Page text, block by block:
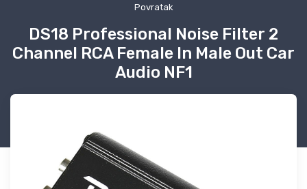
Povratak
DS18 Professional Noise Filter 2
Channel RCA Female In Male Out Car
Audio NF1